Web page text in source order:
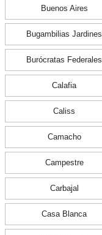
Buenos Aires
Bugambilias Jardines
Burócratas Federales
Calafia
Caliss
Camacho
Campestre
Carbajal
Casa Blanca